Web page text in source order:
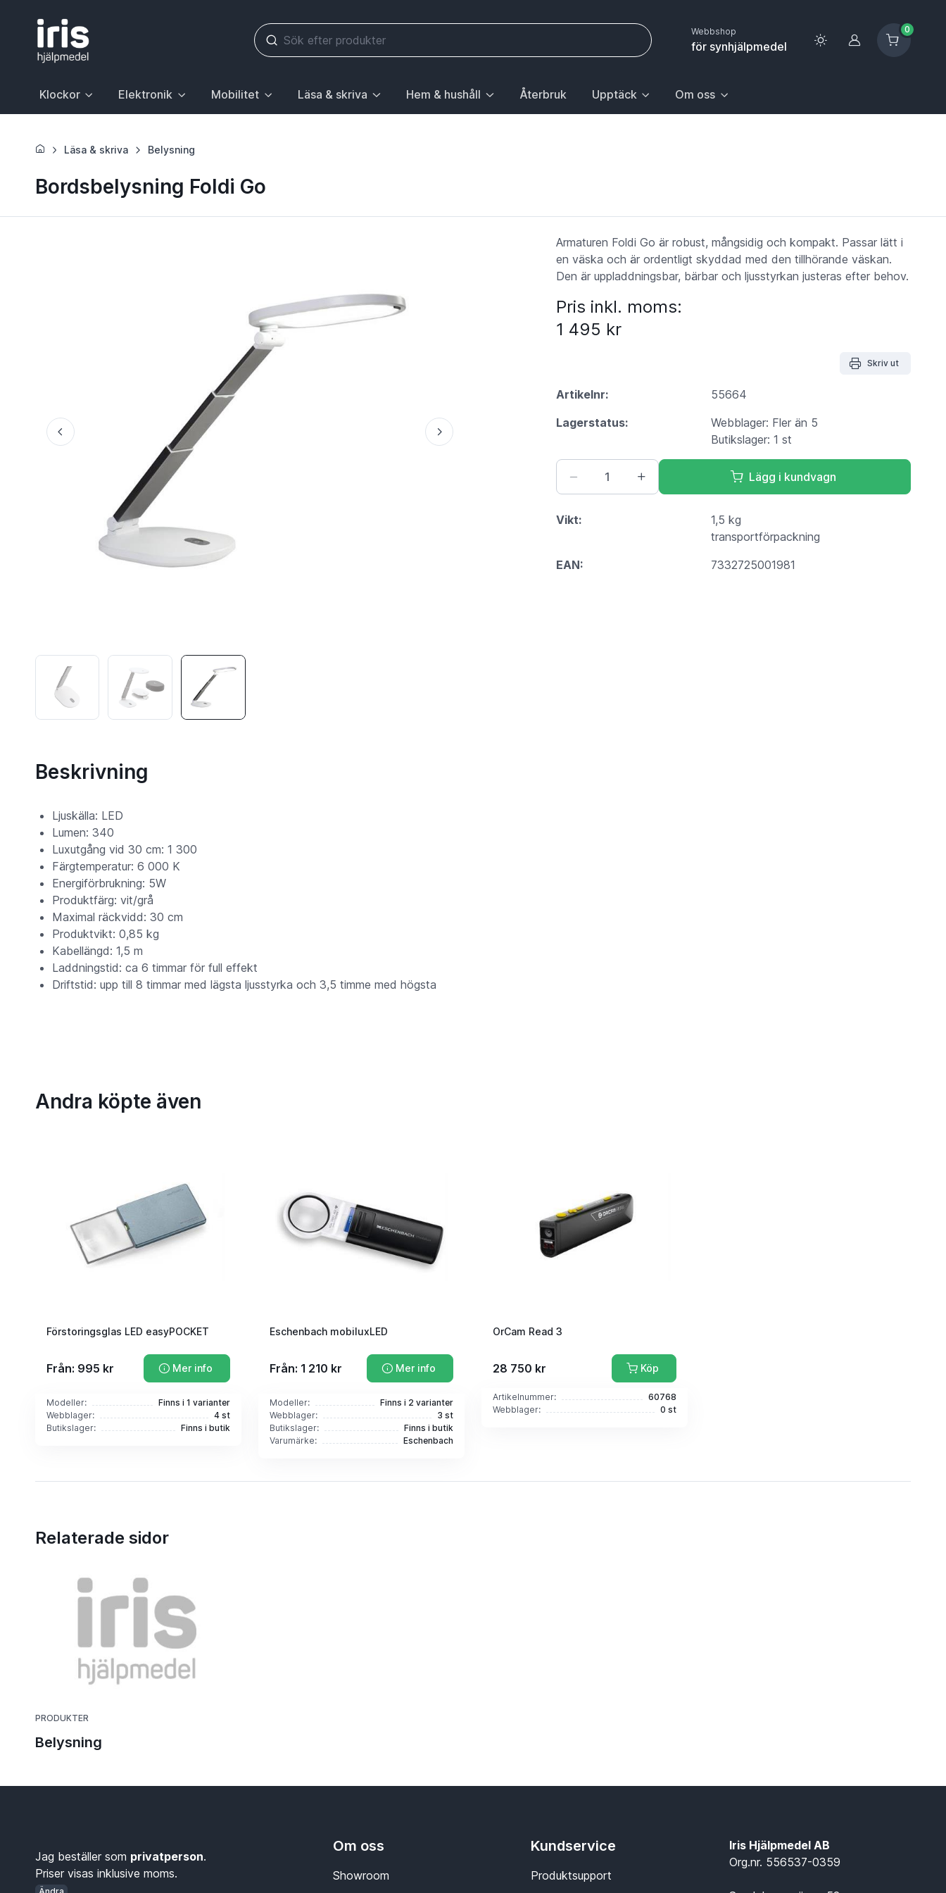
Webbshop
för synhjälpmedel Logga in
0
Klockor
Huvudrubrik med undermeny. För att gå till sidan Klockor, välj första posten: Gå till sida.
Elektronik
Huvudrubrik med undermeny. För att gå till sidan Elektronik, välj första posten: Gå till sida.
Mobilitet
Huvudrubrik med undermeny. För att gå till sidan Mobilitet, välj första posten: Gå till sida.
Läsa & skriva
Huvudrubrik med undermeny. För att gå till sidan Läsa & skriva, välj första posten: Gå till sida.
Hem & hushåll
Huvudrubrik med undermeny. För att gå till sidan Hem & hushåll, välj första posten: Gå till sida.
Återbruk
Upptäck
Huvudrubrik med undermeny. För att gå till sidan Upptäck, välj första
Om oss
Huvudrubrik med undermeny. För att gå till sidan Om
Läsa & skriva Belysning
Bordsbelysning Foldi Go
Armaturen Foldi Go är robust, mångsidig och kompakt. Passar lätt i
en väska och är ordentligt skyddad med den tillhörande väskan.
Den är uppladdningsbar, bärbar och ljusstyrkan justeras efter behov.
Pris inkl. moms:
1 495 kr
Skriv ut
Artikelnr:
55664
Lagerstatus:
Webblager: Fler än 5
Butikslager: 1 st
Lägg i kundvagn
Vikt:
1,5 kg
transportförpackning
EAN:
7332725001981
Beskrivning
Ljuskälla: LED
Lumen: 340
Luxutgång vid 30 cm: 1 300
Färgtemperatur: 6 000 K
Energiförbrukning: 5W
Produktfärg: vit/grå
Maximal räckvidd: 30 cm
Produktvikt: 0,85 kg
Kabellängd: 1,5 m
Laddningstid: ca 6 timmar för full effekt
Driftstid: upp till 8 timmar med lägsta ljusstyrka och 3,5 timme med högsta
Andra köpte även
Förstoringsglas LED easyPOCKET
Från: 995 kr Mer info
Modeller:
Finns i 1 varianter
Webblager:
4 st
Butikslager:
Finns i butik
Eschenbach mobiluxLED
Från: 1 210 kr Mer info
Modeller:
Finns i 2 varianter
Webblager:
3 st
Butikslager:
Finns i butik
Varumärke:
Eschenbach
OrCam Read 3
28 750 kr Köp
Artikelnummer:
60768
Webblager:
0 st
Relaterade sidor
PRODUKTER
Belysning
Jag beställer som privatperson.
Priser visas inklusive moms.
Om oss
Showroom
Kundservice
Produktsupport
Iris Hjälpmedel AB
Org.nr. 556537-0359